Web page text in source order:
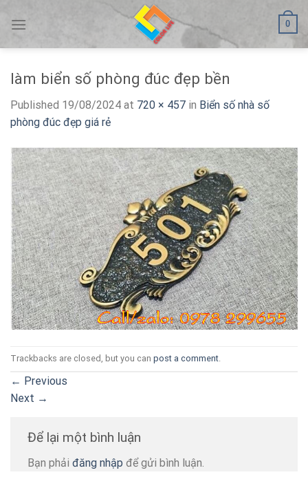
0
làm biển số phòng đúc đẹp bền
Published 19/08/2024 at 720 × 457 in Biển số nhà số
phòng đúc đẹp giá rẻ
Trackbacks are closed, but you can post a comment
← Previous
Next →
Để lại một bình luận
Bạn phải đăng nhập để gửi bình luận.